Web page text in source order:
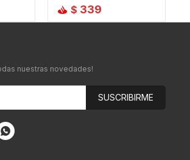
$ 339
nuestras novedades!
SUSCRIBIRME
